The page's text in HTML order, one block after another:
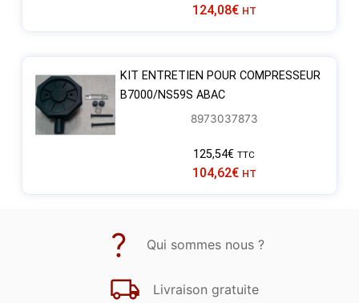
124,08€ HT
KIT ENTRETIEN POUR COMPRESSEUR
B7000/NS59S ABAC
8973037873
125,54€ TTC
104,62€ HT
Qui sommes nous ?
Livraison gratuite